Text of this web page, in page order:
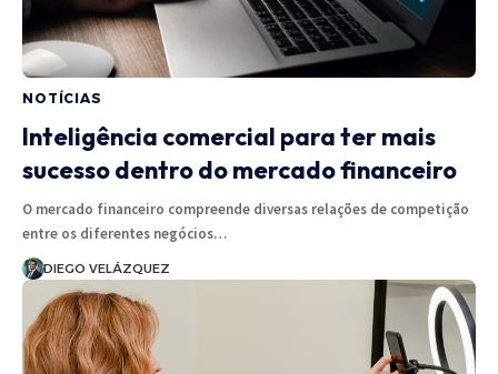
NOTÍCIAS
Inteligência comercial para ter mais
sucesso dentro do mercado financeiro
O mercado financeiro compreende diversas relações de competição
entre os diferentes negócios…
DIEGO VELÁZQUEZ